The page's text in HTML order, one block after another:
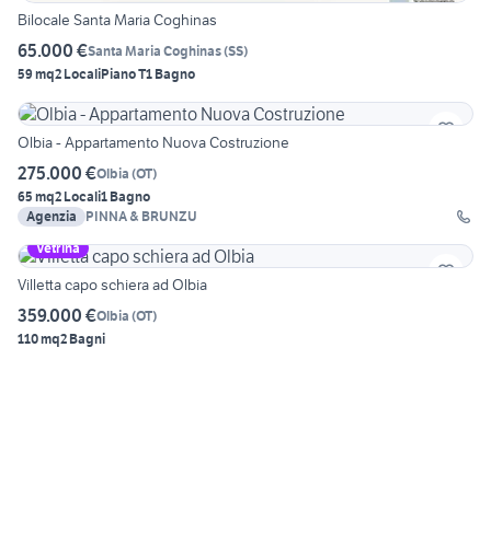
Bilocale Santa Maria Coghinas
65.000 €Santa Maria Coghinas(SS)
59 mq2 LocaliPiano T1 Bagno
Olbia - Appartamento Nuova Costruzione
275.000 €Olbia (OT)
65 mq2 Locali1 Bagno
Agenzia
PINNA & BRUNZU
Vetrina
Villetta capo schiera ad Olbia
359.000 €Olbia (OT)
110 mq2 Bagni